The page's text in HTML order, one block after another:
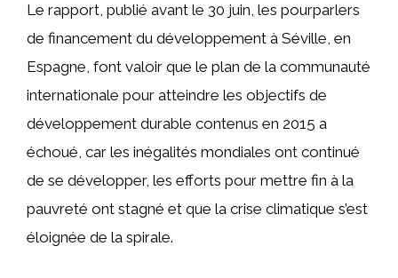
Le rapport, publié avant le 30 juin, les pourparlers
de financement du développement à Séville, en
Espagne, font valoir que le plan de la communauté
internationale pour atteindre les objectifs de
développement durable contenus en 2015 a
échoué, car les inégalités mondiales ont continué
de se développer, les efforts pour mettre fin à la
pauvreté ont stagné et que la crise climatique s’est
éloignée de la spirale.